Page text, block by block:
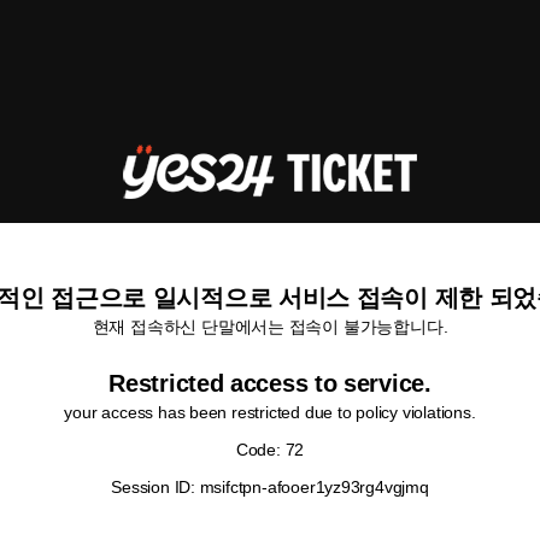
인 접근으로 일시적으로 서비스 접속이 제한 되
현재 접속하신 단말에서는 접속이 불가능합니다.
Restricted access to service.
your access has been restricted due to policy violations.
Code: 72
Session ID: msifctpn-afooer1yz93rg4vgjmq